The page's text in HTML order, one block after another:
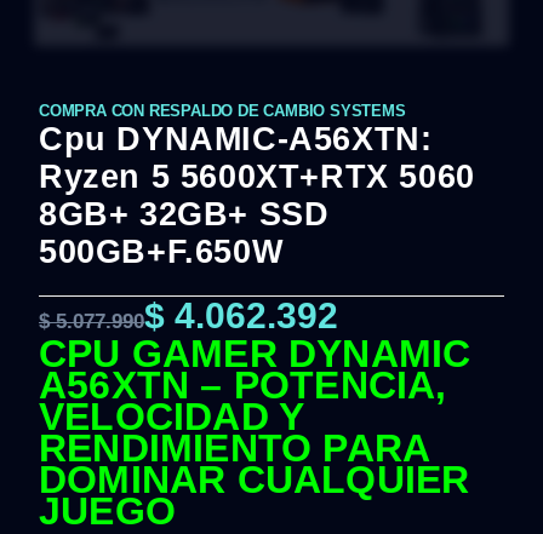
COMPRA CON RESPALDO DE CAMBIO SYSTEMS
Cpu DYNAMIC-A56XTN:
Ryzen 5 5600XT+RTX 5060
8GB+ 32GB+ SSD
500GB+F.650W
$5.077.990$ 4.062.392
CPU GAMER DYNAMIC
A56XTN – POTENCIA,
VELOCIDAD Y
RENDIMIENTO PARA
DOMINAR CUALQUIER
JUEGO